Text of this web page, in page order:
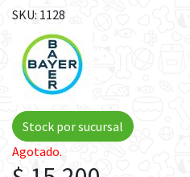
SKU: 1128
Stock por sucursal
Agotado.